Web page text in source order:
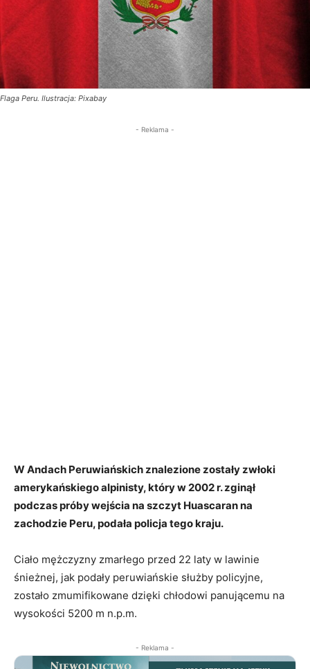
Flaga Peru. Ilustracja: Pixabay
- Reklama -
W Andach Peruwiańskich znalezione zostały zwłoki
amerykańskiego alpinisty, który w 2002 r. zginął
podczas próby wejścia na szczyt Huascaran na
zachodzie Peru, podała policja tego kraju.
Ciało mężczyzny zmarłego przed 22 laty w lawinie
śnieżnej, jak podały peruwiańskie służby policyjne,
zostało zmumifikowane dzięki chłodowi panującemu na
wysokości 5200 m n.p.m.
- Reklama -